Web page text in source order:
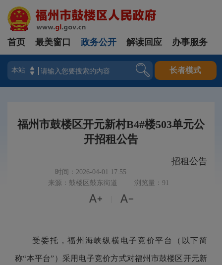
登录
首页 最美窗口 政务公开 解读回应 办事服务
长者模式
福州市鼓楼区开元新村B4#楼503单元公
开招租公告
招租公告
时间：2026-04-01 17:55
来源：鼓楼区鼓东街道
浏览量：91
 
受委托，福州海峡纵横电子竞价平台（以下简
称“本平台”）采用电子竞价方式对福州市鼓楼区开元新